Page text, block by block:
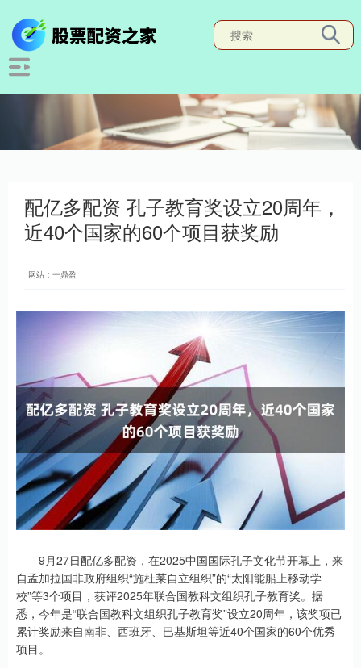
配亿多配资 孔子教育奖设立20周年，
近40个国家的60个项目获奖励
网站：一鼎盈
9月27日配亿多配资，在2025中国国际孔子文化节开幕上，来
自孟加拉国非政府组织“施杜莱自立组织”的“太阳能船上移动学
校”等3个项目，获评2025年联合国教科文组织孔子教育奖。据
悉，今年是“联合国教科文组织孔子教育奖”设立20周年，该奖项已
累计奖励来自南非、西班牙、巴基斯坦等近40个国家的60个优秀
项目。